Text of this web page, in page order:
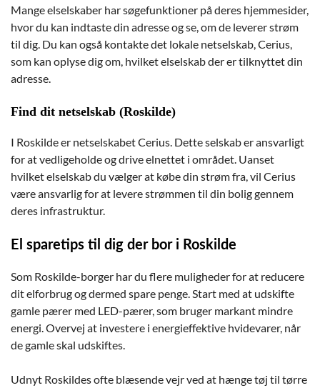
Mange elselskaber har søgefunktioner på deres hjemmesider,
hvor du kan indtaste din adresse og se, om de leverer strøm
til dig. Du kan også kontakte det lokale netselskab, Cerius,
som kan oplyse dig om, hvilket elselskab der er tilknyttet din
adresse.
Find dit netselskab (Roskilde)
I Roskilde er netselskabet Cerius. Dette selskab er ansvarligt
for at vedligeholde og drive elnettet i området. Uanset
hvilket elselskab du vælger at købe din strøm fra, vil Cerius
være ansvarlig for at levere strømmen til din bolig gennem
deres infrastruktur.
El sparetips til dig der bor i Roskilde
Som Roskilde-borger har du flere muligheder for at reducere
dit elforbrug og dermed spare penge. Start med at udskifte
gamle pærer med LED-pærer, som bruger markant mindre
energi. Overvej at investere i energieffektive hvidevarer, når
de gamle skal udskiftes.
Udnyt Roskildes ofte blæsende vejr ved at hænge tøj til tørre